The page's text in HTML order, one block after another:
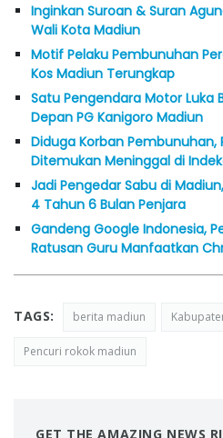
Inginkan Suroan & Suran
Wali Kota Madiun
Motif Pelaku Pembunuhan
Kos Madiun Terungkap
Satu Pengendara Motor Luka
Depan PG Kanigoro Madiun
Diduga Korban
Ditemukan Meninggal di
Jadi Pengedar Sabu di
4 Tahun 6 Bulan Penjara
Gandeng Google Indonesia,
Ratusan Guru Manfaatkan
TAGS: berita madiun
Pencuri rokok madiun
GET THE AMAZING NEWS